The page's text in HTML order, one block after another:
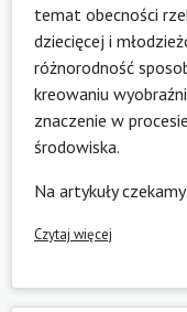
temat obecności
dziecięcej i
różnorodność
kreowaniu
znaczenie w
środowiska.
Na artykuły
Czytaj więcej